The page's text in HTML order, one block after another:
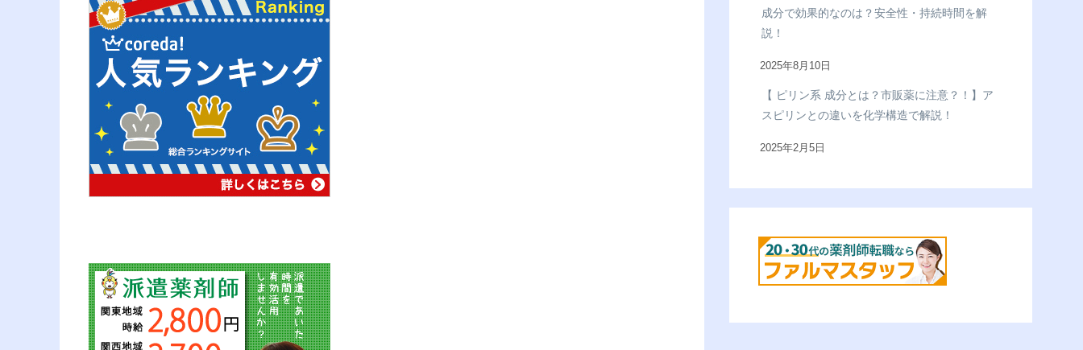
成分で効果的なのは？安全性・持続時間を解
説！
2025年8月10日
【 ピリン系 成分とは？市販薬に注意？！】ア
スピリンとの違いを化学構造で解説！
2025年2月5日